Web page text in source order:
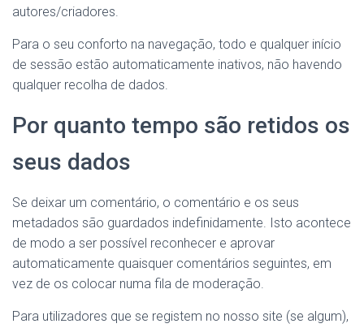
autores/criadores.
Para o seu conforto na navegação, todo e qualquer início
de sessão estão automaticamente inativos, não havendo
qualquer recolha de dados.
Por quanto tempo são retidos os
seus dados
Se deixar um comentário, o comentário e os seus
metadados são guardados indefinidamente. Isto acontece
de modo a ser possível reconhecer e aprovar
automaticamente quaisquer comentários seguintes, em
vez de os colocar numa fila de moderação.
Para utilizadores que se registem no nosso site (se algum),